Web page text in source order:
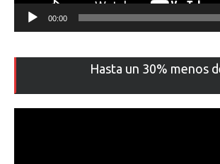
00:00
Hasta un 30% menos